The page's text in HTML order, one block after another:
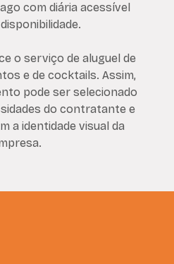
com diária acessível
o serviço de aluguel de
e de cocktails. Assim,
pode ser selecionado
do contratante e
a identidade visual da